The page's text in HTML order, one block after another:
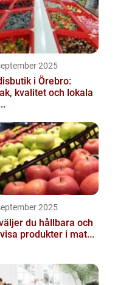
2025
i Örebro:
kvalitet och lokala
2025
du hållbara och
produkter i mat...